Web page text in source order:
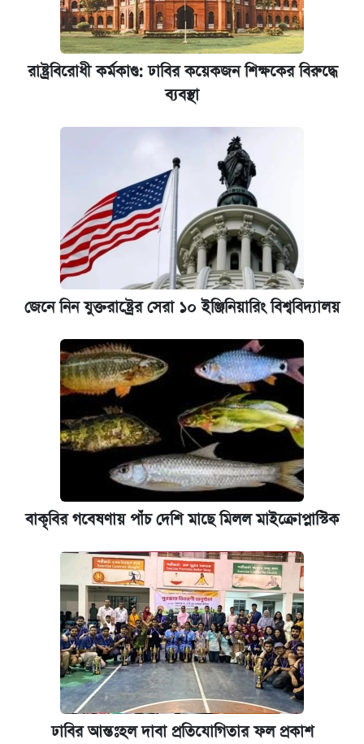
রাষ্ট্রবিরোধী কর্মকাণ্ড: ঢাবির কয়েকজন শিক্ষকের বিরুদ্ধে
ব্যবস্থা
জেনে নিন যুক্তরাষ্ট্রের সেরা ১০ ইঞ্জিনিয়ারিং বিশ্ববিদ্যালয়
বাকৃবির গবেষণায় পাঁচ দেশি মাছে মিলল মাইক্রোপ্লাস্টিক
ঢাবির আন্তঃহল দাবা প্রতিযোগিতার ফল প্রকাশ